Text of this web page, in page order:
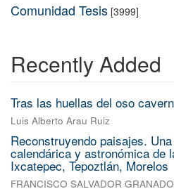
Comunidad Tesis [3999]
Recently Added
Tras las huellas del oso
Luis Alberto Arau Ruiz
Reconstruyendo paisajes.
calendárica y astronómica de
Ixcatepec, Tepoztlán, Morelos
FRANCISCO SALVADOR